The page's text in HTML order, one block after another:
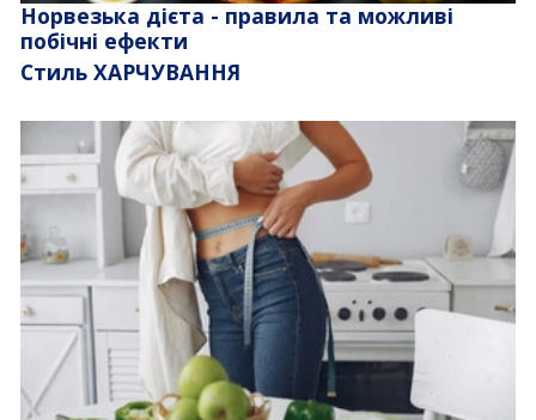
Норвезька дієта - правила та можливі
побічні ефекти
Стиль ХАРЧУВАННЯ